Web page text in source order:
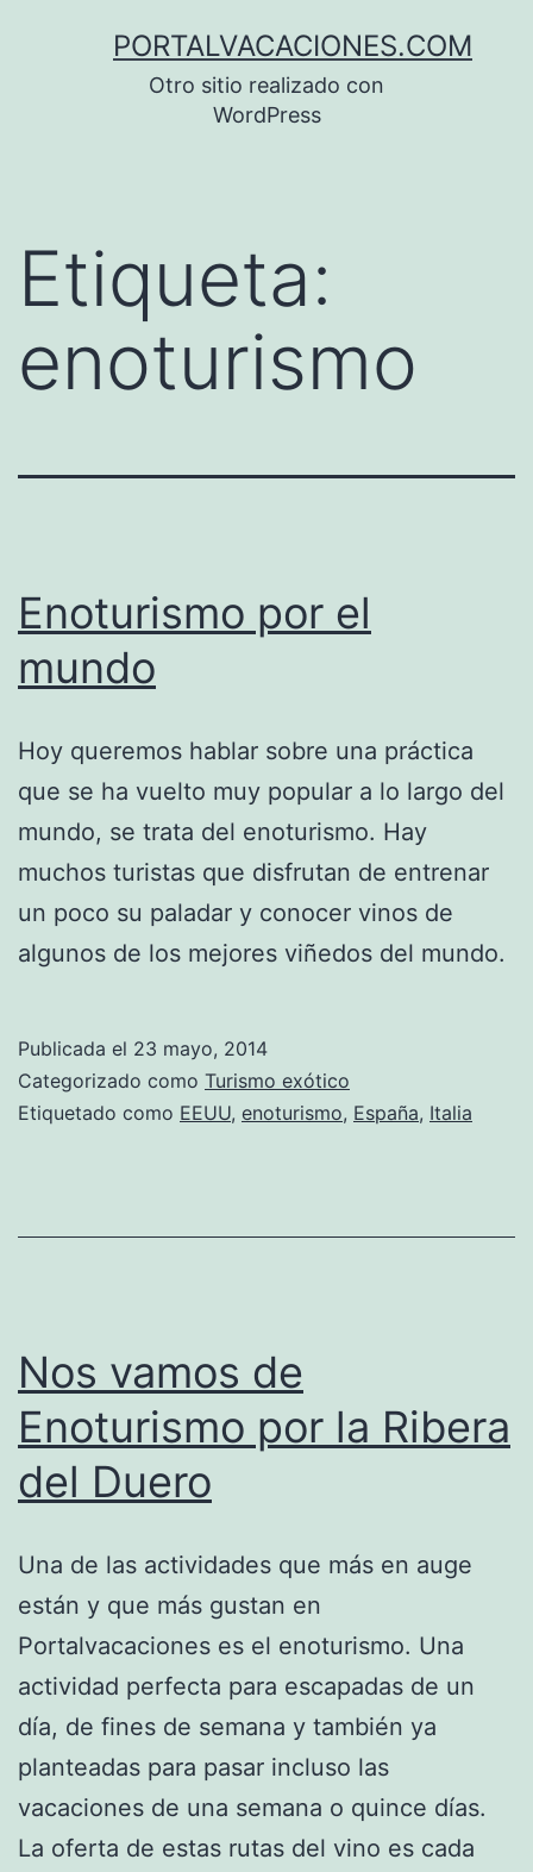
PORTALVACACIONES.COM
Otro sitio realizado con
WordPress
Etiqueta:
enoturismo
Enoturismo por el
mundo
Hoy queremos hablar sobre una práctica
que se ha vuelto muy popular a lo largo del
mundo, se trata del enoturismo. Hay
muchos turistas que disfrutan de entrenar
un poco su paladar y conocer vinos de
algunos de los mejores viñedos del mundo.
Publicada el 23 mayo, 2014
Categorizado como Turismo exótico
Etiquetado como EEUU, enoturismo, España, Italia
Nos vamos de
Enoturismo por la Ribera
del Duero
Una de las actividades que más en auge
están y que más gustan en
Portalvacaciones es el enoturismo. Una
actividad perfecta para escapadas de un
día, de fines de semana y también ya
planteadas para pasar incluso las
vacaciones de una semana o quince días.
La oferta de estas rutas del vino es cada